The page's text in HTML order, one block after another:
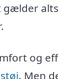
og
. Men